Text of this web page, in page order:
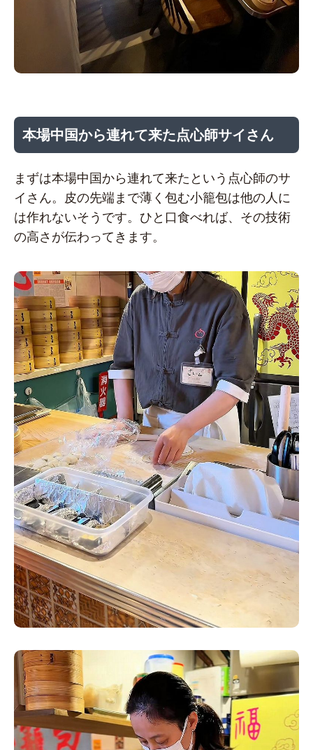
本場中国から連れて来た点心師サイさん
まずは本場中国から連れて来たという点心師のサ
イさん。皮の先端まで薄く包む小籠包は他の人に
は作れないそうです。ひと口食べれば、その技術
の高さが伝わってきます。